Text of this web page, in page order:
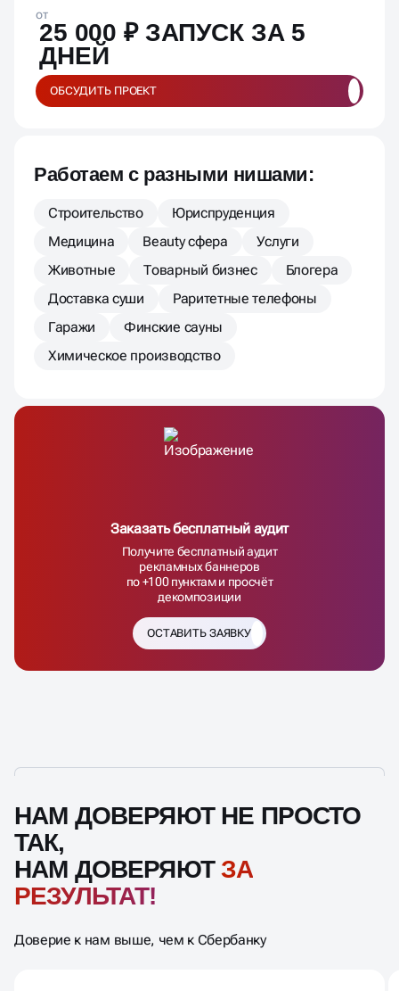
ДНЕЙ
ОБСУДИТЬ ПРОЕКТ
Строительство
Юриспруденция
Медицина
Beauty сфера
Услуги
Животные
Товарный бизнес
Блогера
Доставка суши
Раритетные телефоны
Гаражи
Финские сауны
Химическое производство
рекламных баннеров
по +100 пунктам и просчёт
декомпозиции
ОСТАВИТЬ ЗАЯВКУ
НАМ ДОВЕРЯЮТ НЕ ПРОСТО
ТАК,
НАМ ДОВЕРЯЮТ
РЕЗУЛЬТАТ!
Доверие к нам выше, чем к Сбербанку